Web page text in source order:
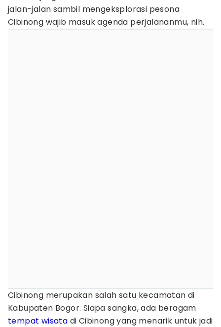
jalan-jalan sambil mengeksplorasi pesona
Cibinong wajib masuk agenda perjalananmu, nih.
Cibinong merupakan salah satu kecamatan di
Kabupaten Bogor. Siapa sangka, ada beragam
tempat wisata di Cibinong yang menarik untuk jadi